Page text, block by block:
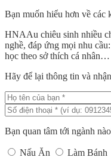
Bạn muốn hiểu hơn về
HNAAu chiêu sinh nhiều
nghề, đáp ứng mọi nhu
học theo sở thích cá nhân…
Hãy để lại thông tin và
Bạn quan tâm tới ngành
Nấu Ăn Làm Bánh